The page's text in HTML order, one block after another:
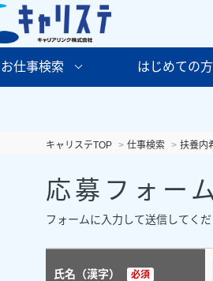
お仕事検索 はじめての
キャリステTOP 仕事検索 扶養内
応募フォーム
フォームに入力して送信してくだ
氏名（漢字） 必須